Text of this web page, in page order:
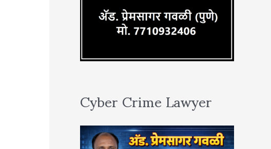
Cyber Crime Lawyer